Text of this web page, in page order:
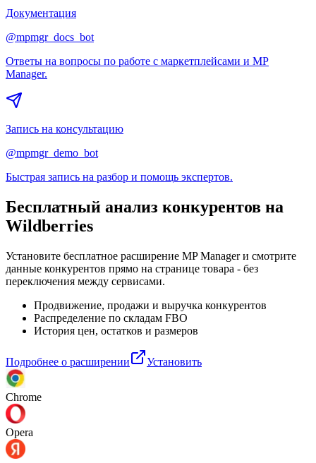
Документация
@mpmgr_docs_bot
Ответы на вопросы по работе с маркетплейсами и MP
Manager.
Запись на консультацию
@mpmgr_demo_bot
Быстрая запись на разбор и помощь экспертов.
Бесплатный анализ конкурентов на
Wildberries
Установите бесплатное расширение MP Manager и смотрите
данные конкурентов прямо на странице товара - без
переключения между сервисами.
Продвижение, продажи и выручка конкурентов
Распределение по складам FBO
История цен, остатков и размеров
Подробнее о расширении Установить
Chrome
Opera